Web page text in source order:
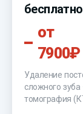
от
7900₽
Удаление
сложного зуба
томография